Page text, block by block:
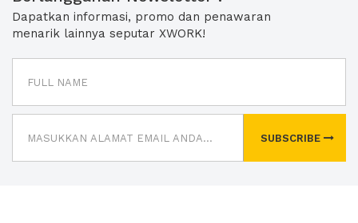
Dapatkan informasi, promo dan penawaran
menarik lainnya seputar XWORK!
SUBSCRIBE